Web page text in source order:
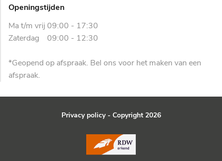
Openingstijden
Ma t/m vrij 09:00 - 17:30
Zaterdag 09:00 - 12:30
*Geopend op afspraak. Bel ons voor het maken van een
afspraak.
Privacy policy- Copyright 2026